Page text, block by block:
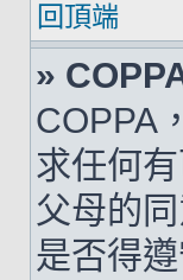
回頂端
»
COPPA
求任何
父母的
是否得